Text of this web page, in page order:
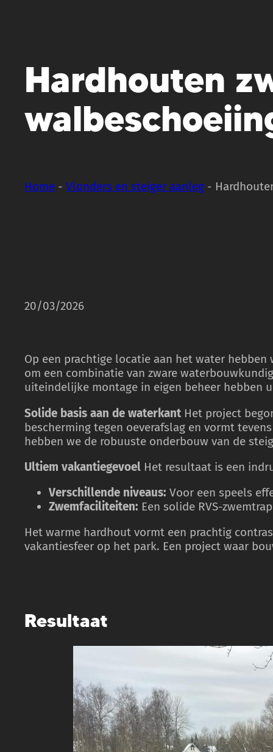
Hardhouten
Home - Vlonders en steiger aanleg -
20/03/2026
Op een prachtige locatie aan het water
om een combinatie van zware
uiteindelijke montage in eigen beheer hebben
Solide basis aan de waterkant Het project
bescherming tegen oeverafslag en vormt
hebben we de robuuste onderbouw van de
Ultiem vakantiegevoel Het resultaat is een
Verschillende niveaus: Voor een speels
Zwemfaciliteiten: Een solide RVS-
Het warme hardhout vormt een prachtig
vakantiesfeer op het park. Een project waar
Resultaat